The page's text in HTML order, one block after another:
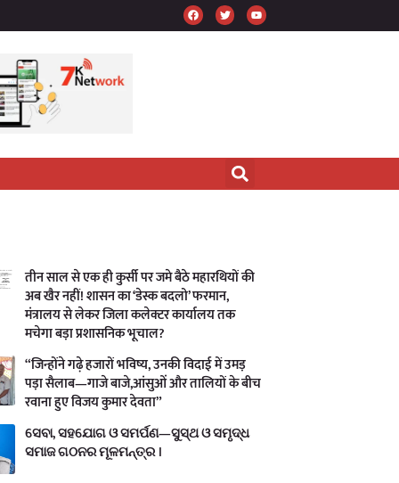
तीन साल से एक ही कुर्सी पर जमे बैठे महारथियों की
अब खैर नहीं! शासन का ‘डेस्क बदलो’ फरमान,
मंत्रालय से लेकर जिला कलेक्टर कार्यालय तक
मचेगा बड़ा प्रशासनिक भूचाल?
“जिन्होंने गढ़े हजारों भविष्य, उनकी विदाई में उमड़
पड़ा सैलाब—गाजे बाजे,आंसुओं और तालियों के बीच
रवाना हुए विजय कुमार देवता”
ସେବା, ସହଯୋଗ ଓ ସମର୍ପଣ—ସୁସ୍ଥ ଓ ସମୃଦ୍ଧ
ସମାଜ ଗଠନର ମୂଳମନ୍ତ୍ର ।